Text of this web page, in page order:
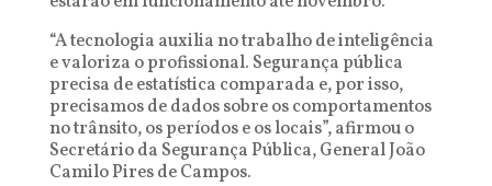
“A tecnologia auxilia no trabalho de inteligência
e valoriza o profissional. Segurança pública
precisa de estatística comparada e, por isso,
precisamos de dados sobre os comportamentos
no trânsito, os períodos e os locais”, afirmou o
Secretário da Segurança Pública, General João
Camilo Pires de Campos.